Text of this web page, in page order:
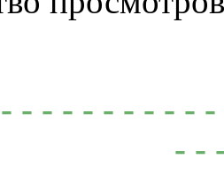
- - - - - - - - -
- -